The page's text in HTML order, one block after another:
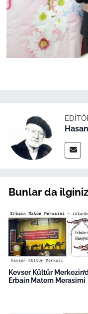
Bunlar da
Kevser Kültür
Erbain Matem Merasimi